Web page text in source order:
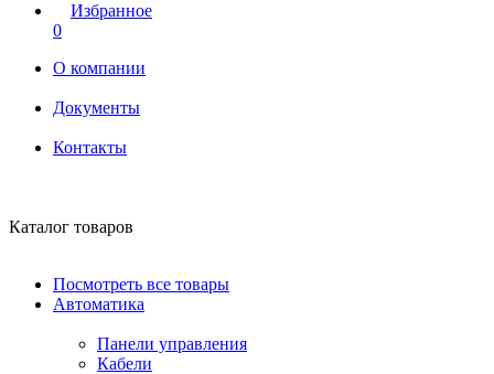
Избранное
0
О компании
Документы
Контакты
Каталог товаров
Посмотреть все товары
Автоматика
Панели управления
Кабели